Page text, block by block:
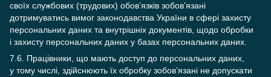
своїх службових (трудових) обов’язків зобов’язані
дотримуватись вимог законодавства України в сфері захисту
персональних даних та внутрішніх документів, щодо обробки
і захисту персональних даних у базах персональних даних.
7.6. Працівники, що мають доступ до персональних даних,
у тому числі, здійснюють їх обробку зобов’язані не допускати